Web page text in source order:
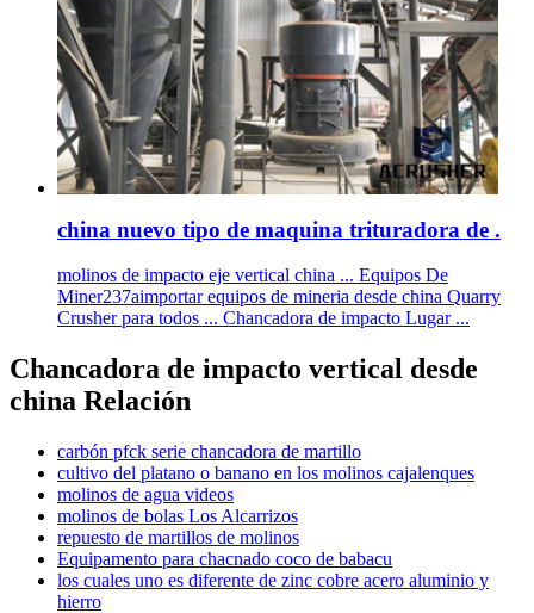
china nuevo tipo de maquina trituradora de .
molinos de impacto eje vertical china ... Equipos De
Miner237aimportar equipos de mineria desde china Quarry
Crusher para todos ... Chancadora de impacto Lugar ...
Chancadora de impacto vertical desde
china Relación
carbón pfck serie chancadora de martillo
cultivo del platano o banano en los molinos cajalenques
molinos de agua videos
molinos de bolas Los Alcarrizos
repuesto de martillos de molinos
Equipamento para chacnado coco de babacu
los cuales uno es diferente de zinc cobre acero aluminio y
hierro